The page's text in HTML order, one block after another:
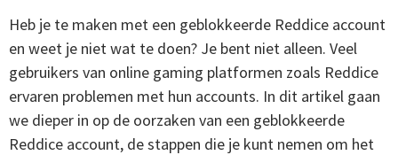
Heb je te maken met een geblokkeerde Reddice account
en weet je niet wat te doen? Je bent niet alleen. Veel
gebruikers van online gaming platformen zoals Reddice
ervaren problemen met hun accounts. In dit artikel gaan
we dieper in op de oorzaken van een geblokkeerde
Reddice account, de stappen die je kunt nemen om het